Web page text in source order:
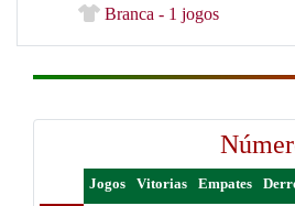
Branca - 1 jogos
Jogos Vitorias Empates